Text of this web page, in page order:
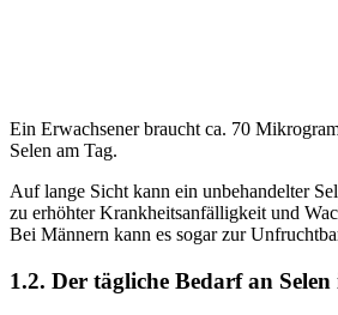
Ein Erwachsener braucht ca. 70
Selen am Tag.
Auf lange Sicht kann ein unbehandelter
zu erhöhter Krankheitsanfälligkeit und
Bei Männern kann es sogar zur
1.2. Der tägliche Bedarf an